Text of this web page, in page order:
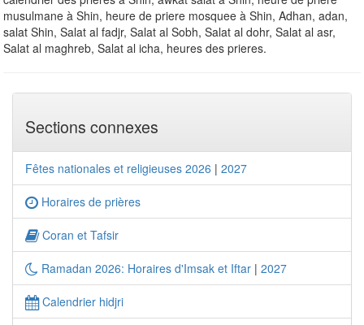
musulmane à Shin, heure de priere mosquee à Shin, Adhan, adan,
salat Shin, Salat al fadjr, Salat al Sobh, Salat al dohr, Salat al asr,
Salat al maghreb, Salat al icha, heures des prieres.
Sections connexes
Fêtes nationales et religieuses 2026 | 2027
Horaires de prières
Coran et Tafsir
Ramadan 2026: Horaires d'Imsak et Iftar | 2027
Calendrier hidjri